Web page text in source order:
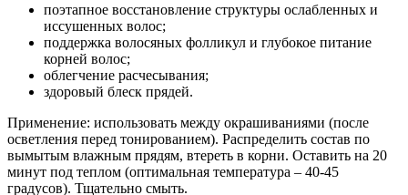
поэтапное восстановление структуры ослабленных и
иссушенных волос;
поддержка волосяных фолликул и глубокое питание
корней волос;
облегчение расчесывания;
здоровый блеск прядей.
Применение: использовать между окрашиваниями (после
осветления перед тонированием). Распределить состав по
вымытым влажным прядям, втереть в корни. Оставить на 20
минут под теплом (оптимальная температура – 40-45
градусов). Тщательно смыть.